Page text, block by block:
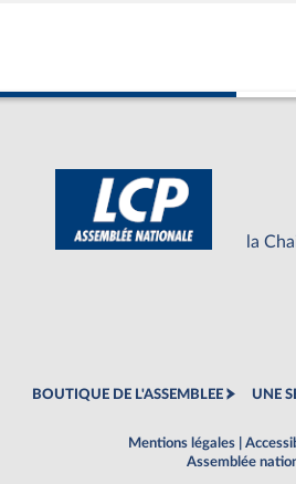
la
BOUTIQUE DE L'ASSEMBLEE UNE
Mentions légales
Assemblée